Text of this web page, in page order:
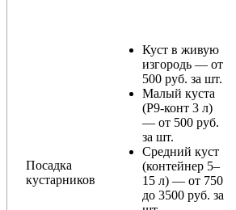
Посадка
кустарников
Куст в живую
изгородь — от
500 руб. за шт.
Малый куста
(Р9-конт 3 л)
— от 500 руб.
за шт.
Средний куст
(контейнер 5–
15 л) — от 750
до 3500 руб. за